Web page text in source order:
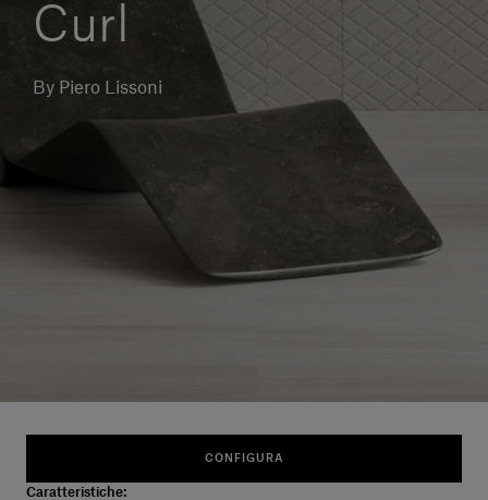
Accedi
Italiano
Curl
By Piero Lissoni
CONFIGURA
Caratteristiche: